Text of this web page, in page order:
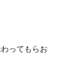
ってもらお